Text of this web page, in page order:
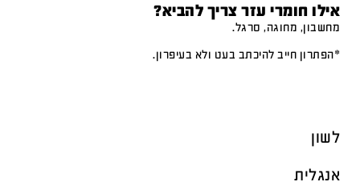
אילו חומרי עזר צריך להביא?
מחשבון, מחוגה, סרגל.
*הפתרון חייב להיכתב בעט ולא בעיפרון.
לשון
אנגלית